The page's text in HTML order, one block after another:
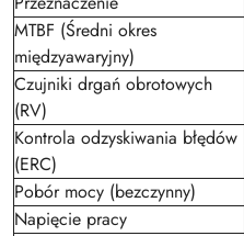
MTBF (Średni okres
międzyawaryjny)
Czujniki drgań obrotowych
(RV)
Kontrola odzyskiwania błędów
(ERC)
Pobór mocy (bezczynny)
Napięcie pracy